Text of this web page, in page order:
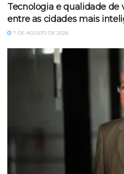
Tecnologia e qualidade de
entre as cidades mais
7 DE AGOSTO DE 2026